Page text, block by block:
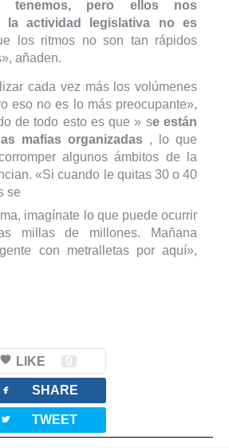
tenemos, pero ellos nos
la actividad legislativa no es
los ritmos no son tan rápidos
añaden.
cada vez más los volúmenes
eso no es lo más preocupante»,
de todo esto es que » se están
mafias organizadas , lo que
algunos ámbitos de la
«Si cuando le quitas 30 o 40
se
imagínate lo que puede ocurrir
millas de millones. Mañana
con metralletas por aquí»,
LIKE 0
facebook SHARE
twitterbird TWEET